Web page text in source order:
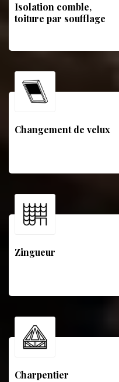
Isolation comble,
toiture par soufflage
Changement de velux
Zingueur
Charpentier